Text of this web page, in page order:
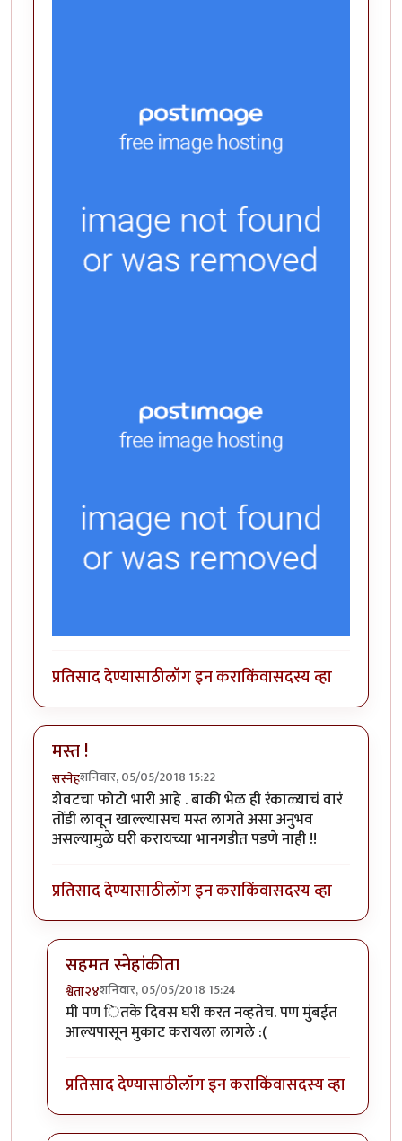
प्रतिसाद देण्यासाठीलॉग इन कराकिंवासदस्य व्हा
मस्त !
सस्नेहशनिवार, 05/05/2018 15:22
शेवटचा फोटो भारी आहे . बाकी भेळ ही रंकाळ्याचं वारं
तोंडी लावून खाल्ल्यासच मस्त लागते असा अनुभव
असल्यामुळे घरी करायच्या भानगडीत पडणे नाही !!
प्रतिसाद देण्यासाठीलॉग इन कराकिंवासदस्य व्हा
सहमत स्नेहांकीता
श्वेता२४शनिवार, 05/05/2018 15:24
In reply toमस्त !byसस्नेह
मी पण ितके दिवस घरी करत नव्हतेच. पण मुंबईत
आल्यपासून मुकाट करायला लागले :(
प्रतिसाद देण्यासाठीलॉग इन कराकिंवासदस्य व्हा